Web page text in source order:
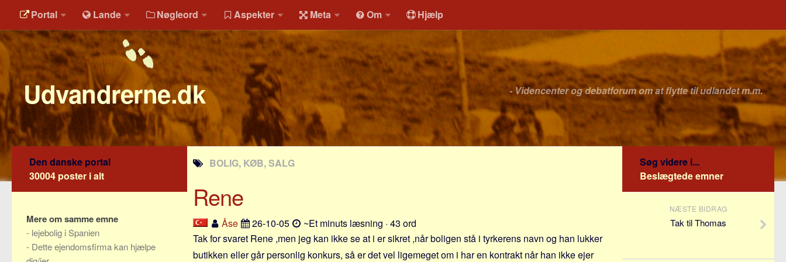
Portal Lande Nøgleord Aspekter Meta Om Hjælp
Udvandrerne.dk - Videncenter og debatforum om at flytte til udlandet m.m.
BOLIG, KØB, SALG
Rene
Åse 26-10-05
~Et minuts læsning · 43 ord
Tak for svaret Rene ,men jeg kan ikke se at i er sikret ,når boligen stå i tyrkerens navn og han lukker
butikken eller går personlig konkurs, så er det vel ligemeget om i har en kontrakt når han ikke ejer
Den danske portal
30004 poster i alt
Mere om samme emne
- lejebolig i Spanien
- Dette ejendomsfirma kan hjælpe
Søg videre i...
Beslægtede emner
NÆSTE BIDRAG
Tak til Thomas